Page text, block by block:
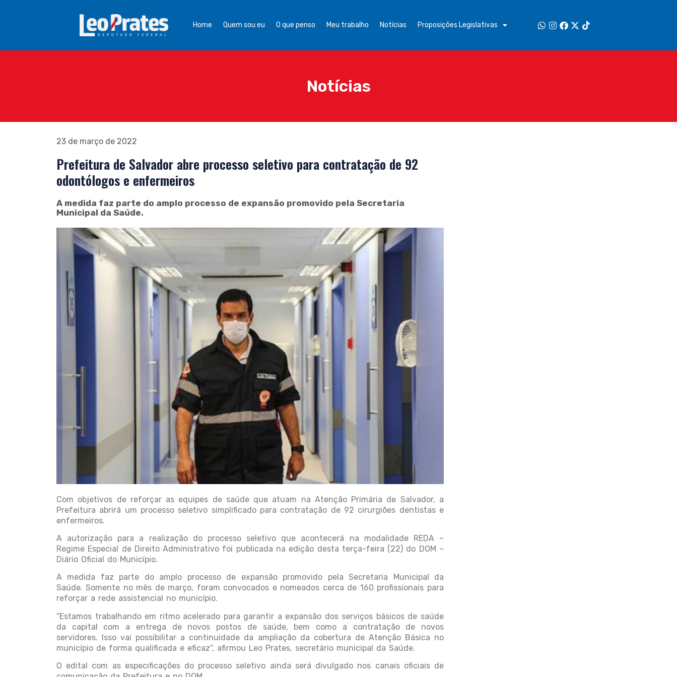
Home Quem sou eu O que penso Meu trabalho Notícias Proposições Legislativas
Notícias
23 de março de 2022
Prefeitura de Salvador abre processo seletivo para contratação de 92
odontólogos e enfermeiros
A medida faz parte do amplo processo de expansão promovido pela Secretaria
Municipal da Saúde.
Com objetivos de reforçar as equipes de saúde que atuam na Atenção Primária de Salvador, a
Prefeitura abrirá um processo seletivo simplificado para contratação de 92 cirurgiões dentistas e
enfermeiros.
A autorização para a realização do processo seletivo que acontecerá na modalidade REDA –
Regime Especial de Direito Administrativo foi publicada na edição desta terça-feira (22) do DOM –
Diário Oficial do Município.
A medida faz parte do amplo processo de expansão promovido pela Secretaria Municipal da
Saúde. Somente no mês de março, foram convocados e nomeados cerca de 160 profissionais para
reforçar a rede assistencial no município.
“Estamos trabalhando em ritmo acelerado para garantir a expansão dos serviços básicos de saúde
da capital com a entrega de novos postos de saúde, bem como a contratação de novos
servidores. Isso vai possibilitar a continuidade da ampliação da cobertura de Atenção Básica no
município de forma qualificada e eficaz”, afirmou Leo Prates, secretário municipal da Saúde.
O edital com as especificações do processo seletivo ainda será divulgado nos canais oficiais de